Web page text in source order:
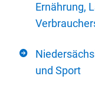
Ernährung,
und Sport